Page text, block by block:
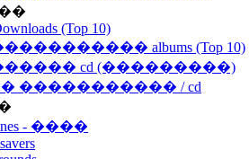
(Top 10)
albums (Top 10)
cd (���������)
����������� / cd
- ����